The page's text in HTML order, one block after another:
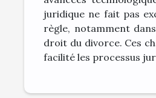
juridique ne fait pas
règle, notamment
droit du divorce. Ces
facilité les processus